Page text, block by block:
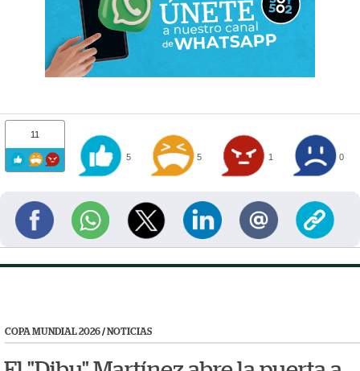
11
5 5 1 0
COPA MUNDIAL 2026/NOTICIAS